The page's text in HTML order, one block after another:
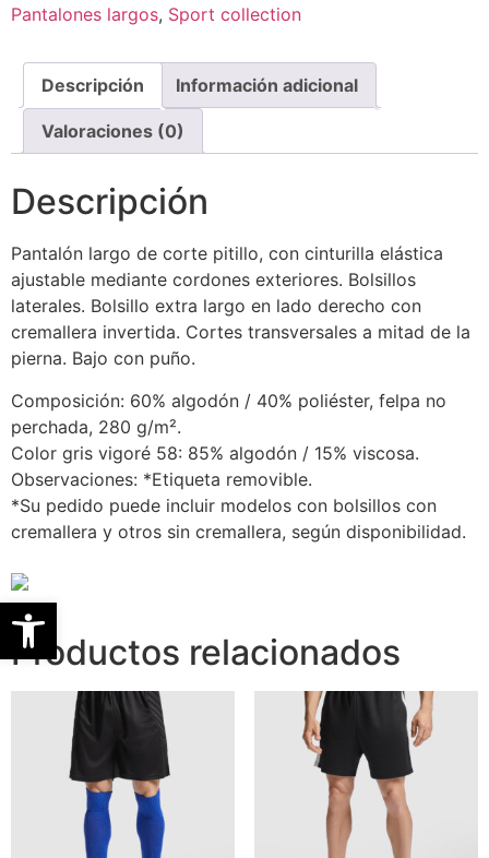
Abrir barra de herramientas
Pantalones largos, Sport collection
Descripción Información adicional
Valoraciones (0)
Descripción
Pantalón largo de corte pitillo, con cinturilla elástica
ajustable mediante cordones exteriores. Bolsillos
laterales. Bolsillo extra largo en lado derecho con
cremallera invertida. Cortes transversales a mitad de la
pierna. Bajo con puño.
Composición: 60% algodón / 40% poliéster, felpa no
perchada, 280 g/m².
Color gris vigoré 58: 85% algodón / 15% viscosa.
Observaciones: *Etiqueta removible.
*Su pedido puede incluir modelos con bolsillos con
cremallera y otros sin cremallera, según disponibilidad.
Productos relacionados